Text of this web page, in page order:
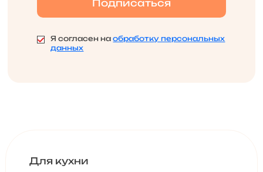
Я согласен наобработку персональных
данных
Для кухни